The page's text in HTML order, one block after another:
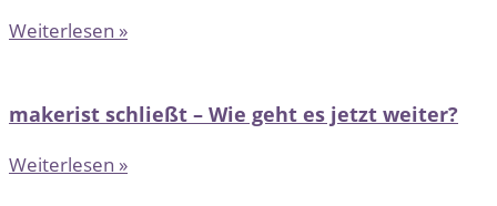
Weiterlesen »
makerist schließt – Wie geht es jetzt weiter?
Weiterlesen »